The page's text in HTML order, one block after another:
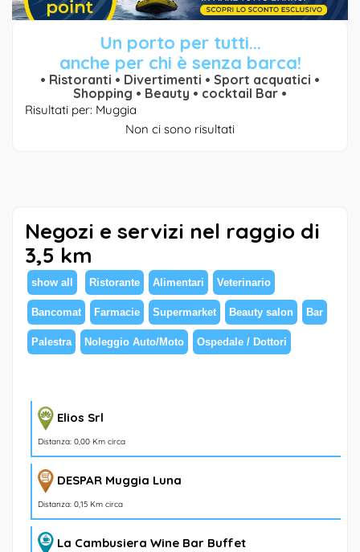
Un porto per tutti...
anche per chi è senza barca!
• Ristoranti • Divertimenti • Sport acquatici •
Shopping • Beauty • cocktail Bar •
Risultati per: Muggia
Non ci sono risultati
Negozi e servizi nel raggio di
3,5 km
show all Ristorante Alimentari Veterinario
Bancomat Farmacie Supermarket Beauty salon Bar
Palestra Noleggio Auto/Moto Ospedale / Dottori
Elios Srl
Distanza: 0,00 Km circa
DESPAR Muggia Luna
Distanza: 0,15 Km circa
La Cambusiera Wine Bar Buffet